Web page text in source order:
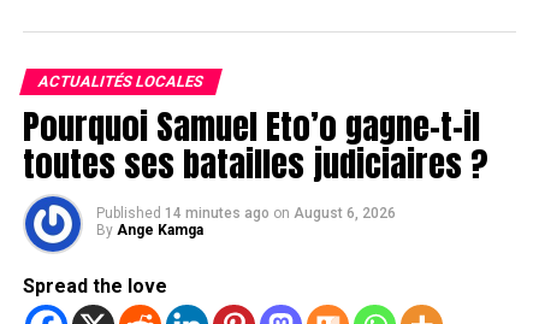
ACTUALITÉS LOCALES
Pourquoi Samuel Eto’o gagne-t-il
toutes ses batailles judiciaires ?
Published 14 minutes ago on August 6, 2026
By Ange Kamga
Spread the love